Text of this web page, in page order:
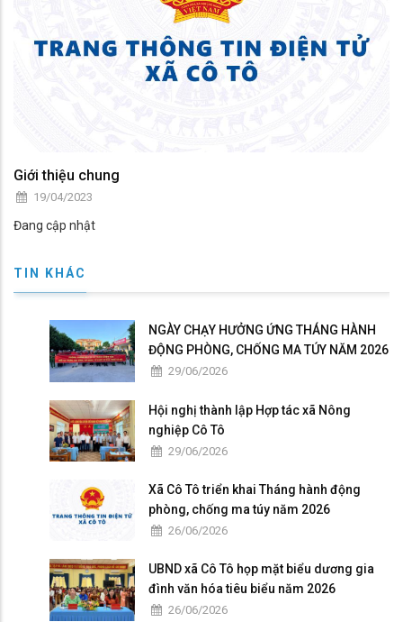
Giới thiệu chung
19/04/2023
Đang cập nhật
TIN KHÁC
NGÀY CHẠY HƯỞNG ỨNG THÁNG HÀNH
ĐỘNG PHÒNG, CHỐNG MA TÚY NĂM 2026
29/06/2026
Hội nghị thành lập Hợp tác xã Nông
nghiệp Cô Tô
29/06/2026
Xã Cô Tô triển khai Tháng hành động
phòng, chống ma túy năm 2026
26/06/2026
UBND xã Cô Tô họp mặt biểu dương gia
đình văn hóa tiêu biểu năm 2026
26/06/2026